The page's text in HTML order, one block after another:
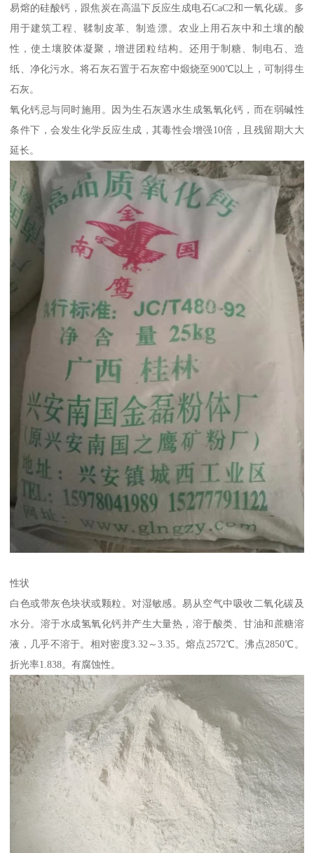
易熔的硅酸钙，跟焦炭在高温下反应生成电石CaC2和一氧化碳。多
用于建筑工程、鞣制皮革、制造漂。农业上用石灰中和土壤的酸
性，使土壤胶体凝聚，增进团粒结构。还用于制糖、制电石、造
纸、净化污水。将石灰石置于石灰窑中煅烧至900℃以上，可制得生
石灰。
氧化钙忌与同时施用。因为生石灰遇水生成氢氧化钙，而在弱碱性
条件下，会发生化学反应生成，其毒性会增强10倍，且残留期大大
延长。
性状
白色或带灰色块状或颗粒。对湿敏感。易从空气中吸收二氧化碳及
水分。溶于水成氢氧化钙并产生大量热，溶于酸类、甘油和蔗糖溶
液，几乎不溶于。相对密度3.32～3.35。熔点2572℃。沸点2850℃。
折光率1.838。有腐蚀性。